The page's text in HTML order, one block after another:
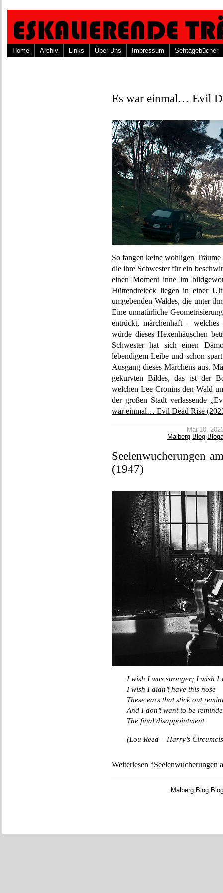
Home Archiv Links Über Uns Impressum Sehtagebücher
Es war einmal… Evil
So fangen keine wohligen
die ihre Schwester für ein
einen Moment inne im
Hüttendreieck liegen in einer
umgebenden Waldes, die unter
Eine unnatürliche
entrückt, märchenhaft –
würde dieses Hexenhäuschen
Schwester hat sich einen
lebendigem Leibe und schon
Ausgang dieses Märchens aus.
gekurvten Bildes, das ist der
welchen Lee Cronins den Wald
der großen Stadt verlassende
war einmal… Evil Dead Rise
Mai 10,
Malberg, Blog,
Seelenwucherungen
(1947)
I wish I was stronger; I wish I
I wish I didn’t have this nose
These ears that stick out
And I don’t want to be
The final disappointment
(Lou Reed – Harry’s
Weiterlesen
Malberg, Blog,